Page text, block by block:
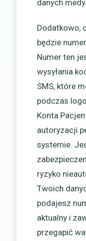
danych
Dodatkowo,
będzie
Numer ten
wysyłania
SMS, które
podczas
Konta
autoryzacji
systemie.
ryzyko
Twoich
podajesz
aktualny i
przegapić